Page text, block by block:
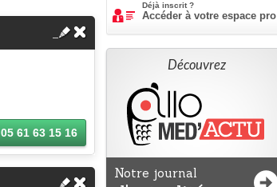
05 61 63 15 16
Déjà inscrit ?
Accéder à votre espace pro
Découvrez
Notre journal